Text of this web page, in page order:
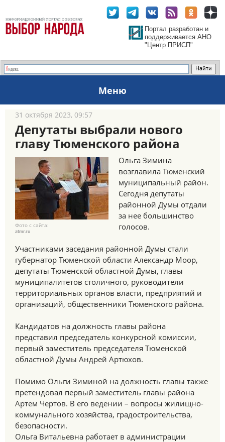
Портал разработан и
поддерживается АНО
"Центр ПРИСП"
Меню
31 октября 2023, 09:57
Депутаты выбрали нового
главу Тюменского района
Фото с сайта:
atmr.ru
Ольга Зимина
возглавила Тюменский
муниципальный район.
Сегодня депутаты
районной Думы отдали
за нее большинство
голосов.
Участниками заседания районной Думы стали
губернатор Тюменской области Александр Моор,
депутаты Тюменской областной Думы, главы
муниципалитетов столичного, руководители
территориальных органов власти, предприятий и
организаций, общественники Тюменского района.
Кандидатов на должность главы района
представил председатель конкурсной комиссии,
первый заместитель председателя Тюменской
областной Думы Андрей Артюхов.
Помимо Ольги Зиминой на должность главы также
претендовал первый заместитель главы района
Артем Чертов. В его ведении – вопросы жилищно-
коммунального хозяйства, градостроительства,
безопасности.
Ольга Витальевна работает в администрации